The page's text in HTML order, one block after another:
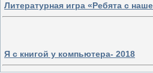
Литературная игра «Ребята с
Я с книгой у компьютера- 2018